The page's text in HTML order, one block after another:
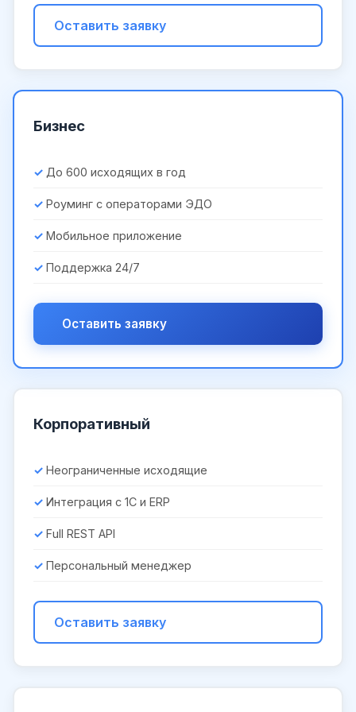
Оставить заявку
Бизнес
До 600 исходящих в год
Роуминг с операторами ЭДО
Мобильное приложение
Поддержка 24/7
Оставить заявку
Корпоративный
Неограниченные исходящие
Интеграция с 1С и ERP
Full REST API
Персональный менеджер
Оставить заявку